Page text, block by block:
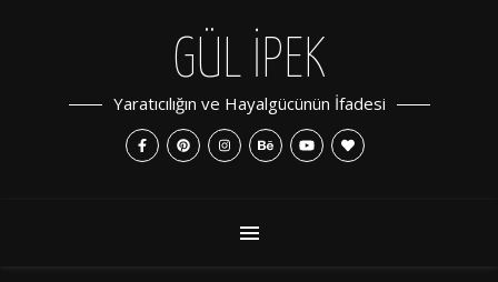
GÜL İPEK
Yaratıcılığın ve Hayalgücünün İfadesi